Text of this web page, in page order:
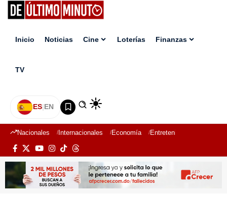
Inicio Noticias Cine Loterías Finanzas
TV
ES|EN
Nacionales Internacionales Economía Entretenimiento